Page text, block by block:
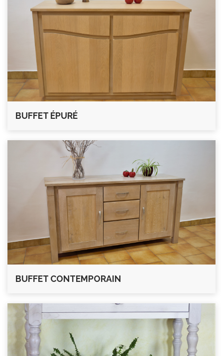
BUFFET ÉPURÉ
BUFFET CONTEMPORAIN